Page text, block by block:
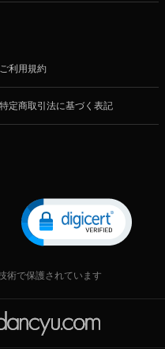
ご利用規約
特定商取引法に基づく表記
術で保護されています